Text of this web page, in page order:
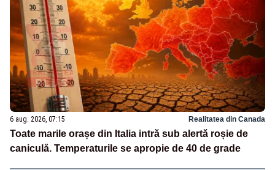
6 aug. 2026, 07:15 Realitatea din Canada
Toate marile orașe din Italia intră sub alertă roșie de
caniculă. Temperaturile se apropie de 40 de grade